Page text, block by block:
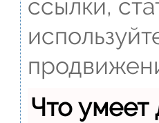
ссылки,
Что умеет